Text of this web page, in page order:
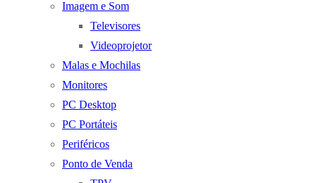
Imagem e Som
Televisores
Videoprojetor
Malas e Mochilas
Monitores
PC Desktop
PC Portáteis
Periféricos
Ponto de Venda